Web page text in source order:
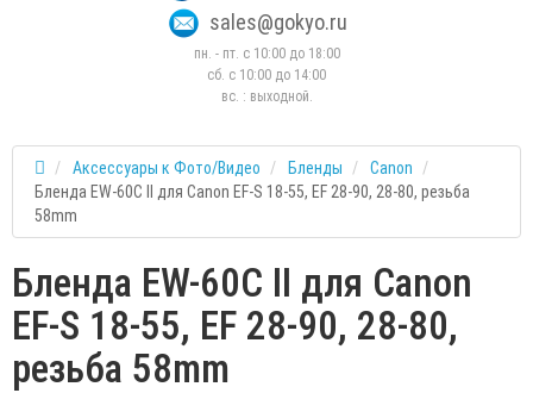
sales@gokyo.ru
пн. - пт. с 10:00 до 18:00
сб. c 10:00 до 14:00
вс. : выходной.
Аксессуары к Фото/Видео Бленды
Canon
Бленда EW-60C II для Canon EF-S 18-55, EF 28-90, 28-80, резьба
58mm
Бленда EW-60C II для Canon
EF-S 18-55, EF 28-90, 28-80,
резьба 58mm